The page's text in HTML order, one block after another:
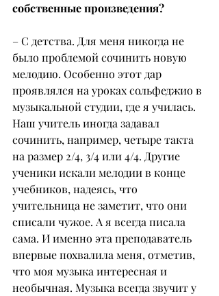
собственные произведения?
– С детства. Для меня никогда не
было проблемой сочинить новую
мелодию. Особенно этот дар
проявлялся на уроках сольфеджио в
музыкальной студии, где я училась.
Наш учитель иногда задавал
сочинить, например, четыре такта
на размер 2/4, 3/4 или 4/4. Другие
ученики искали мелодии в конце
учебников, надеясь, что
учительница не заметит, что они
списали чужое. А я всегда писала
сама. И именно эта преподаватель
впервые похвалила меня, отметив,
что моя музыка интересная и
необычная. Музыка всегда звучит у